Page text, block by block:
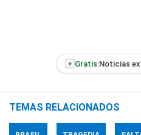
+ Gratis:Noticias
TEMAS RELACIONADOS